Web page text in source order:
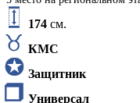
174 см.
КМС
Защитник
Универсал